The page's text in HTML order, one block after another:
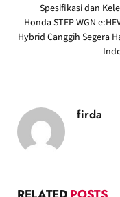
Spesifikasi dan
Honda STEP WGN
Hybrid Canggih Segera
firda